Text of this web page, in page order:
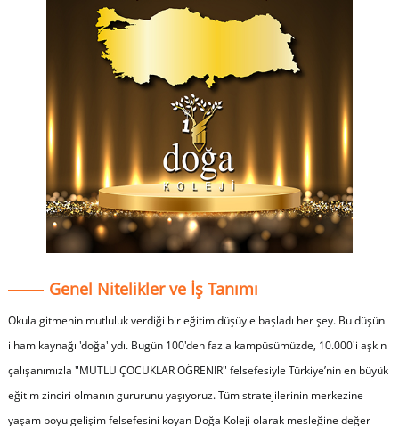
Genel Nitelikler ve İş Tanımı
Okula gitmenin mutluluk verdiği bir eğitim düşüyle başladı her şey. Bu düşün
ilham kaynağı 'doğa' ydı. Bugün 100'den fazla kampüsümüzde, 10.000'i aşkın
çalışanımızla "MUTLU ÇOCUKLAR ÖĞRENİR" felsefesiyle Türkiye’nin en büyük
eğitim zinciri olmanın gururunu yaşıyoruz. Tüm stratejilerinin merkezine
yaşam boyu gelişim felsefesini koyan Doğa Koleji olarak mesleğine değer